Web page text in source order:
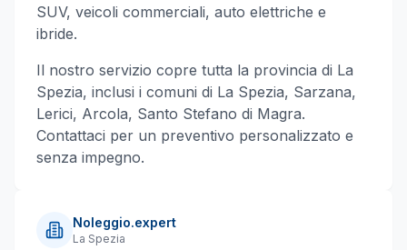
SUV, veicoli commerciali, auto elettriche e
ibride.
Il nostro servizio copre tutta la provincia di La
Spezia, inclusi i comuni di La Spezia, Sarzana,
Lerici, Arcola, Santo Stefano di Magra.
Contattaci per un preventivo personalizzato e
senza impegno.
Noleggio.expert
La Spezia